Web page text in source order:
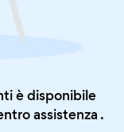
è disponibile
assistenza .